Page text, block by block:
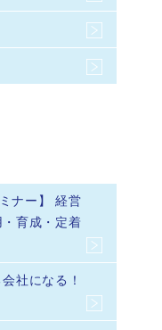
ナー】 経営
育成・定着
社になる！